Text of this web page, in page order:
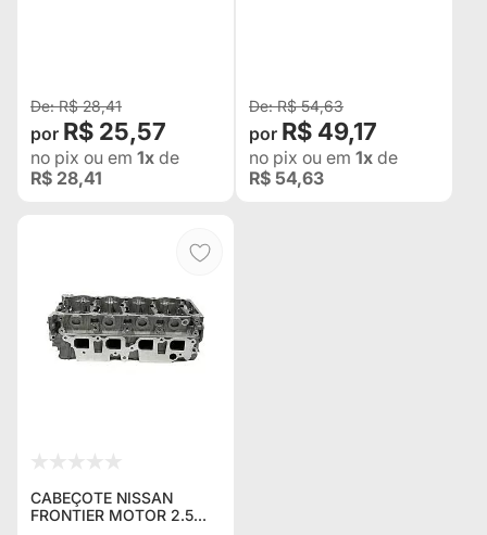
R$ 28,41
R$ 25,57
no pix ou em 1x de
R$ 28,41
R$ 54,63
R$ 49,17
no pix ou em 1x de
R$ 54,63
CABEÇOTE NISSAN
FRONTIER MOTOR 2.5